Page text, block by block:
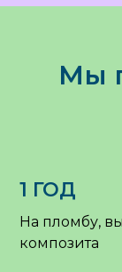
Мы
1 ГОД
На пломбу,
композита